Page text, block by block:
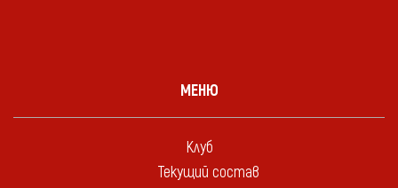
МЕНЮ
Клуб
Текущий состав